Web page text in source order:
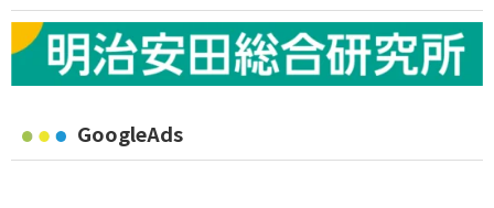
GoogleAds